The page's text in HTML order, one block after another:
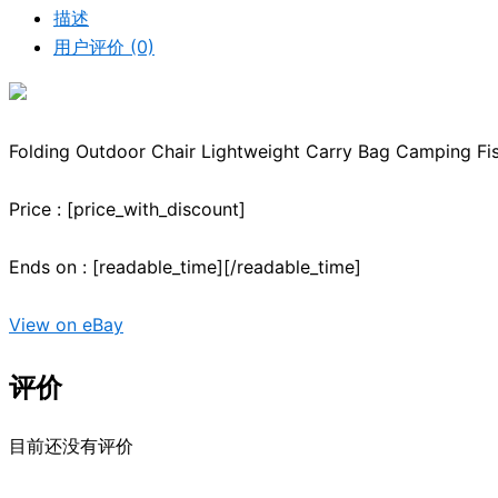
描述
用户评价 (0)
Folding Outdoor Chair Lightweight Carry Bag Camping
Price : [price_with_discount]
Ends on : [readable_time][/readable_time]
View on eBay
评价
目前还没有评价